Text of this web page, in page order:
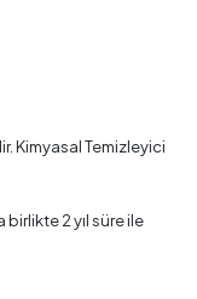
Kimyasal Temizleyici
2 yıl süre ile